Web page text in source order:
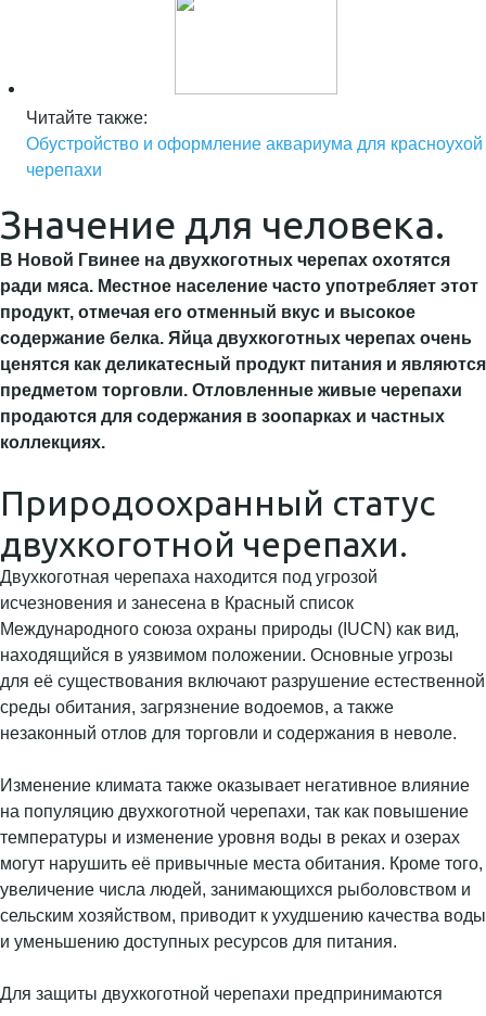
Читайте также:
Обустройство и оформление аквариума для красноухой
черепахи
Значение для человека.
В Новой Гвинее на двухкоготных черепах охотятся
ради мяса. Местное население часто употребляет этот
продукт, отмечая его отменный вкус и высокое
содержание белка. Яйца двухкоготных черепах очень
ценятся как деликатесный продукт питания и являются
предметом торговли. Отловленные живые черепахи
продаются для содержания в зоопарках и частных
коллекциях.
Природоохранный статус
двухкоготной черепахи.
Двухкоготная черепаха находится под угрозой
исчезновения и занесена в Красный список
Международного союза охраны природы (IUCN) как вид,
находящийся в уязвимом положении. Основные угрозы
для её существования включают разрушение естественной
среды обитания, загрязнение водоемов, а также
незаконный отлов для торговли и содержания в неволе.
Изменение климата также оказывает негативное влияние
на популяцию двухкоготной черепахи, так как повышение
температуры и изменение уровня воды в реках и озерах
могут нарушить её привычные места обитания. Кроме того,
увеличение числа людей, занимающихся рыболовством и
сельским хозяйством, приводит к ухудшению качества воды
и уменьшению доступных ресурсов для питания.
Для защиты двухкоготной черепахи предпринимаются